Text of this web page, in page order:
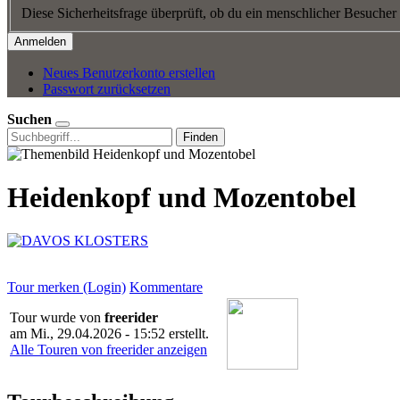
Diese Sicherheitsfrage überprüft, ob du ein menschlicher
Neues Benutzerkonto erstellen
Passwort zurücksetzen
Suchen
Finden
Heidenkopf und Mozentobel
Tour merken (Login) Kommentare
Tour wurde von freerider
am Mi., 29.04.2026 - 15:52 erstellt.
Alle Touren von freerider anzeigen